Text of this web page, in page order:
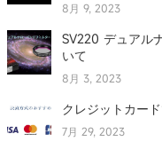
8月 9, 2023
SV220 デュアル
いて
8月 3, 2023
クレジットカー
7月 29, 2023